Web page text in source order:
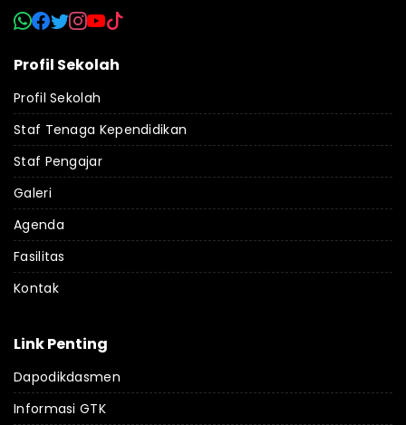
Profil Sekolah
Profil Sekolah
Staf Tenaga Kependidikan
Staf Pengajar
Galeri
Agenda
Fasilitas
Kontak
Link Penting
Dapodikdasmen
Informasi GTK